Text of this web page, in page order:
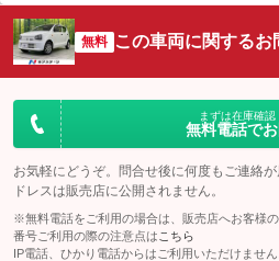
無料 この車両に関するお
まずは在庫確
無料電話で
お気軽にどうぞ。問合せ後に何度もご連絡
ドレスは販売店に公開されません。
※無料電話をご利用の場合は、販売店へお客様
番号ご利用の際の注意点は こちら
IP電話、ひかり電話からはご利用いただけません